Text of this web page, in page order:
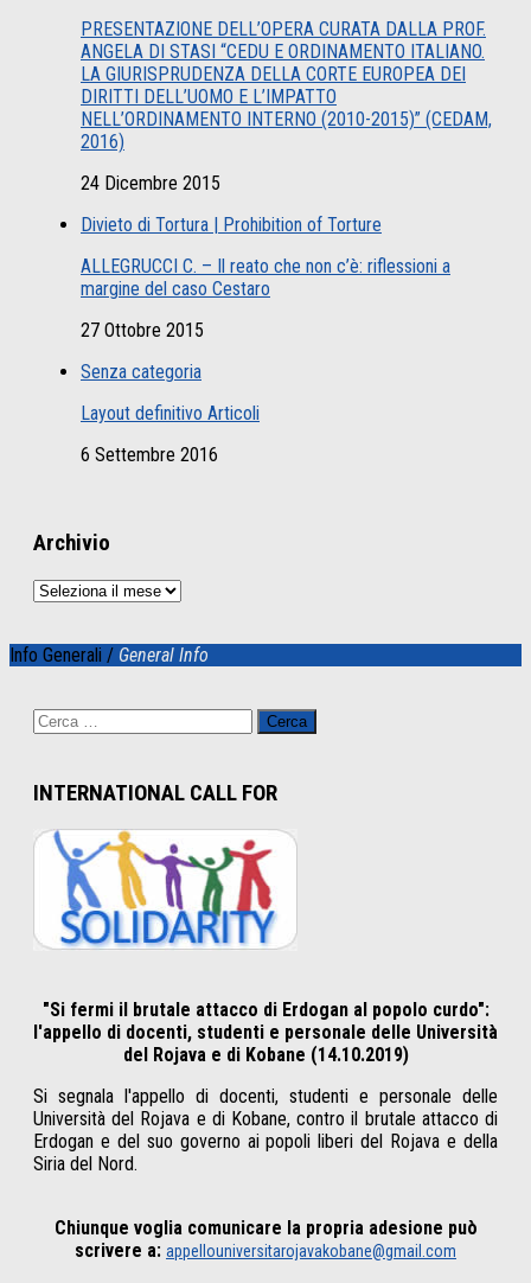
PRESENTAZIONE DELL’OPERA CURATA DALLA PROF.
ANGELA DI STASI “CEDU E ORDINAMENTO ITALIANO.
LA GIURISPRUDENZA DELLA CORTE EUROPEA DEI
DIRITTI DELL’UOMO E L’IMPATTO
NELL’ORDINAMENTO INTERNO (2010-2015)” (CEDAM,
2016)
24 Dicembre 2015
Divieto di Tortura | Prohibition of Torture
ALLEGRUCCI C. – Il reato che non c’è: riflessioni a
margine del caso Cestaro
27 Ottobre 2015
Senza categoria
Layout definitivo Articoli
6 Settembre 2016
Archivio
Archivio
Info Generali / General Info
Ricerca
per:
INTERNATIONAL CALL FOR
"Si fermi il brutale attacco di Erdogan al popolo curdo":
l'appello di docenti, studenti e personale delle Università
del Rojava e di Kobane (14.10.2019)
Si segnala l'appello di docenti, studenti e personale delle
Università del Rojava e di Kobane, contro il brutale attacco di
Erdogan e del suo governo ai popoli liberi del Rojava e della
Siria del Nord.
Chiunque voglia comunicare la propria adesione può
scrivere a: appellouniversitarojavakobane@gmail.com